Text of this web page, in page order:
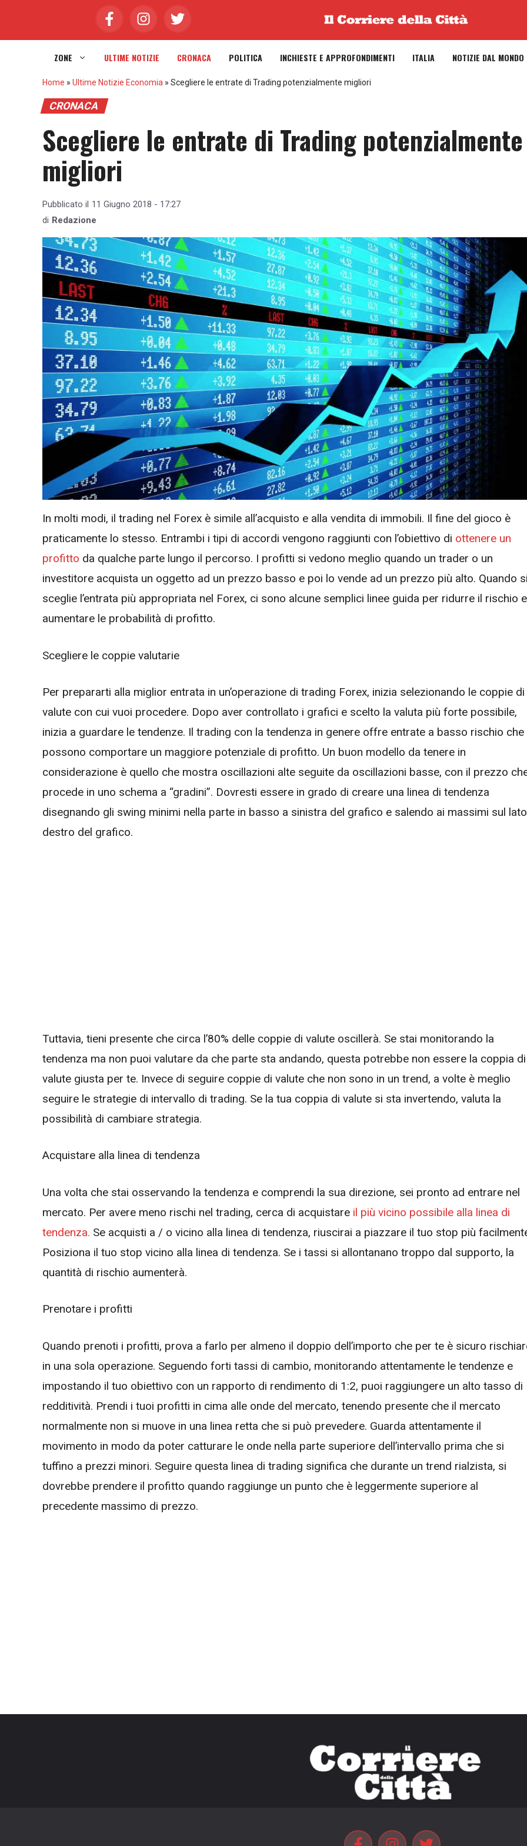
ZONE ULTIME NOTIZIE CRONACA POLITICA INCHIESTE E APPROFONDIMENTI ITALIA NOTIZIE DAL MONDO
Home » Ultime Notizie Economia » Scegliere le entrate di Trading potenzialmente migliori
CRONACA
Scegliere le entrate di Trading potenzialmente
migliori
Pubblicato il 11 Giugno 2018 - 17:27
di Redazione
In molti modi, il trading nel Forex è simile all’acquisto e alla vendita di immobili. Il fine del gioco è
praticamente lo stesso. Entrambi i tipi di accordi vengono raggiunti con l’obiettivo di ottenere un
profitto da qualche parte lungo il percorso. I profitti si vedono meglio quando un trader o un
investitore acquista un oggetto ad un prezzo basso e poi lo vende ad un prezzo più alto. Quando
sceglie l’entrata più appropriata nel Forex, ci sono alcune semplici linee guida per ridurre il rischio e
aumentare le probabilità di profitto.
Scegliere le coppie valutarie
Per prepararti alla miglior entrata in un’operazione di trading Forex, inizia selezionando le coppie di
valute con cui vuoi procedere. Dopo aver controllato i grafici e scelto la valuta più forte possibile,
inizia a guardare le tendenze. Il trading con la tendenza in genere offre entrate a basso rischio che
possono comportare un maggiore potenziale di profitto. Un buon modello da tenere in
considerazione è quello che mostra oscillazioni alte seguite da oscillazioni basse, con il prezzo
procede in uno schema a “gradini”. Dovresti essere in grado di creare una linea di tendenza
disegnando gli swing minimi nella parte in basso a sinistra del grafico e salendo ai massimi sul lato
destro del grafico.
Tuttavia, tieni presente che circa l’80% delle coppie di valute oscillerà. Se stai monitorando la
tendenza ma non puoi valutare da che parte sta andando, questa potrebbe non essere la coppia di
valute giusta per te. Invece di seguire coppie di valute che non sono in un trend, a volte è meglio
seguire le strategie di intervallo di trading. Se la tua coppia di valute si sta invertendo, valuta la
possibilità di cambiare strategia.
Acquistare alla linea di tendenza
Una volta che stai osservando la tendenza e comprendi la sua direzione, sei pronto ad entrare nel
mercato. Per avere meno rischi nel trading, cerca di acquistare il più vicino possibile alla linea di
tendenza. Se acquisti a / o vicino alla linea di tendenza, riuscirai a piazzare il tuo stop più
Posiziona il tuo stop vicino alla linea di tendenza. Se i tassi si allontanano troppo dal supporto, la
quantità di rischio aumenterà.
Prenotare i profitti
Quando prenoti i profitti, prova a farlo per almeno il doppio dell’importo che per te è sicuro
in una sola operazione. Seguendo forti tassi di cambio, monitorando attentamente le tendenze e
impostando il tuo obiettivo con un rapporto di rendimento di 1:2, puoi raggiungere un alto tasso di
redditività. Prendi i tuoi profitti in cima alle onde del mercato, tenendo presente che il mercato
normalmente non si muove in una linea retta che si può prevedere. Guarda attentamente il
movimento in modo da poter catturare le onde nella parte superiore dell’intervallo prima che si
tuffino a prezzi minori. Seguire questa linea di trading significa che durante un trend rialzista, si
dovrebbe prendere il profitto quando raggiunge un punto che è leggermente superiore al
precedente massimo di prezzo.